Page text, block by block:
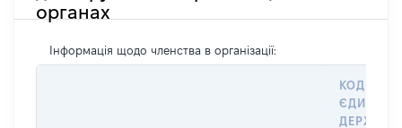
органах
Інформація щодо членства в організації:
КОД В